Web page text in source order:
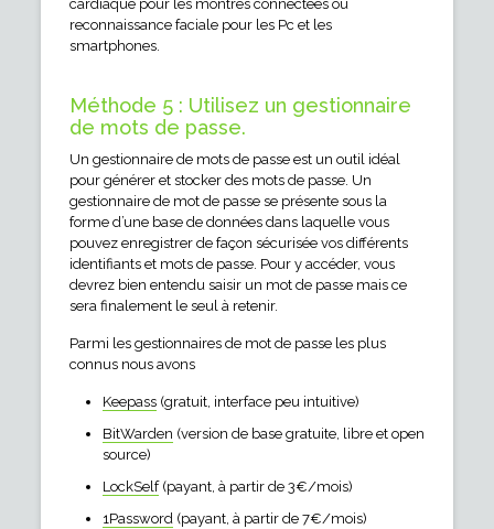
cardiaque pour les montres connectées ou
reconnaissance faciale pour les Pc et les
smartphones.
Méthode 5 : Utilisez un gestionnaire
de mots de passe.
Un gestionnaire de mots de passe est un outil idéal
pour générer et stocker des mots de passe. Un
gestionnaire de mot de passe se présente sous la
forme d’une base de données dans laquelle vous
pouvez enregistrer de façon sécurisée vos différents
identifiants et mots de passe. Pour y accéder, vous
devrez bien entendu saisir un mot de passe mais ce
sera finalement le seul à retenir.
Parmi les gestionnaires de mot de passe les plus
connus nous avons
Keepass(gratuit, interface peu intuitive)
BitWarden (version de base gratuite, libre et open
source)
LockSelf(payant, à partir de 3€/mois)
1Password(payant, à partir de 7€/mois)